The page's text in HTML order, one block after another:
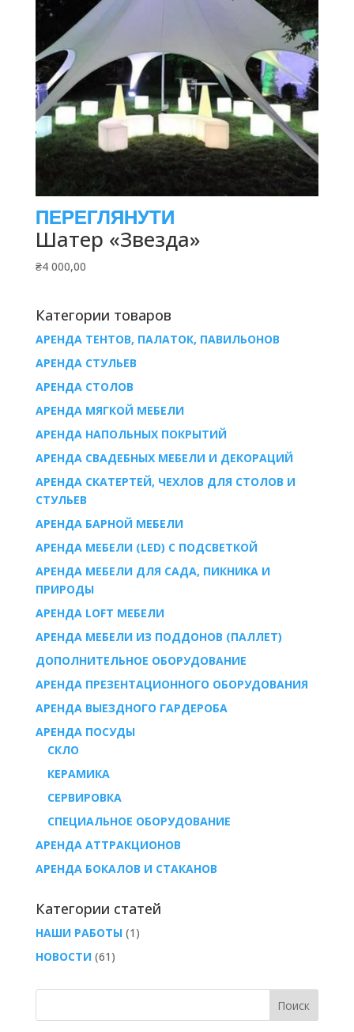
Шатер «Звезда»
₴4 000,00
Категории товаров
АРЕНДА ТЕНТОВ, ПАЛАТОК, ПАВИЛЬОНОВ
AРЕНДА СТУЛЬЕВ
AРЕНДА СТОЛОВ
АРЕНДА МЯГКОЙ МЕБЕЛИ
АРЕНДА НАПОЛЬНЫХ ПОКРЫТИЙ
АРЕНДА СВАДЕБНЫХ МЕБЕЛИ И ДЕКОРАЦИЙ
АРЕНДА СКАТЕРТЕЙ, ЧЕХЛОВ ДЛЯ СТОЛОВ И
СТУЛЬЕВ
АРЕНДА БАРНОЙ МЕБЕЛИ
АРЕНДА МЕБЕЛИ (LED) С ПОДСВЕТКОЙ
АРЕНДА МЕБЕЛИ ДЛЯ САДА, ПИКНИКА И
ПРИРОДЫ
АРЕНДА LOFT МЕБЕЛИ
АРЕНДА МЕБЕЛИ ИЗ ПОДДОНОВ (ПАЛЛЕТ)
ДОПОЛНИТЕЛЬНОЕ ОБОРУДОВАНИЕ
АРЕНДА ПРЕЗЕНТАЦИОННОГО ОБОРУДОВАНИЯ
АРЕНДА ВЫЕЗДНОГО ГАРДЕРОБА
AРЕНДА ПОСУДЫ
СКЛО
КЕРАМИКА
СЕРВИРОВКА
СПЕЦИАЛЬНОЕ ОБОРУДОВАНИЕ
АРЕНДА АТТРАКЦИОНОВ
АРЕНДА БОКАЛОВ И СТАКАНОВ
Категории статей
НАШИ РАБОТЫ(1)
НОВОСТИ(61)